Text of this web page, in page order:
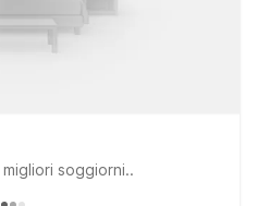
soggiorni..